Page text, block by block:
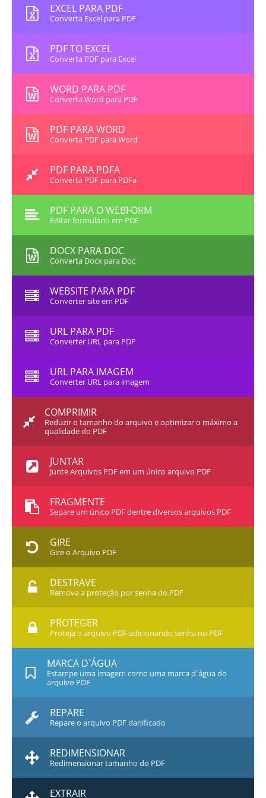
EXCEL PARA PDF
Converta Excel para PDF
PDF TO EXCEL
Converta PDF para Excel
WORD PARA PDF
Converta Word para PDF
PDF PARA WORD
Converta PDF para Word
PDF PARA PDFA
Converta PDF para PDFa
PDF PARA O WEBFORM
Editar formulário em PDF
DOCX PARA DOC
Converta Docx para Doc
WEBSITE PARA PDF
Converter site em PDF
URL PARA PDF
Converter URL para PDF
URL PARA IMAGEM
Converter URL para imagem
COMPRIMIR
Reduzir o tamanho do arquivo e optimizar o máximo a
qualidade do PDF
JUNTAR
Junte Arquivos PDF em um único arquivo PDF
FRAGMENTE
Separe um único PDF dentre diversos arquivos PDF
GIRE
Gire o Arquivo PDF
DESTRAVE
Remova a proteção por senha do PDF
PROTEGER
Proteja o arquivo PDF adicionando senha no PDF
MARCA D`ÁGUA
Estampe uma imagem como uma marca d`água do
arquivo PDF
REPARE
Repare o arquivo PDF danificado
REDIMENSIONAR
Redimensionar tamanho do PDF
EXTRAIR